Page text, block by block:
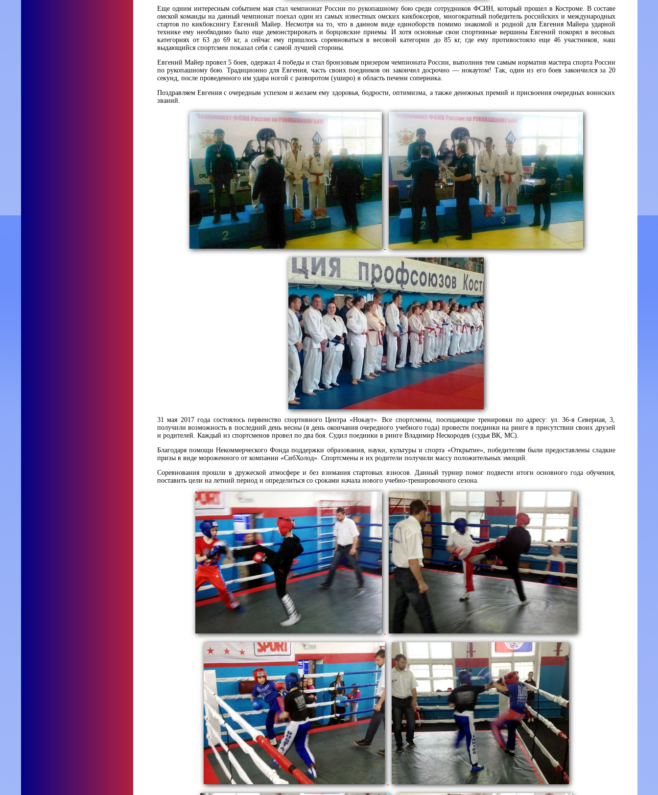
Еще одним интересным событием мая стал чемпионат России по рукопашному бою среди сотрудников ФСИН, который прошел в Костроме. В составе
омской команды на данный чемпионат поехал один из самых известных омских кикбоксеров, многократный победитель российских и международных
стартов по кикбоксингу Евгений Майер. Несмотря на то, что в данном виде единоборств помимо знакомой и родной для Евгения Майера ударной
технике ему необходимо было еще демонстрировать и борцовские приемы. И хотя основные свои спортивные вершины Евгений покорял в весовых
категориях от 63 до 69 кг, а сейчас ему пришлось соревноваться в весовой категории до 85 кг, где ему противостояло еще 46 участников, наш
выдающийся спортсмен показал себя с самой лучшей стороны.
Евгений Майер провел 5 боев, одержал 4 победы и стал бронзовым призером чемпионата России, выполнив тем самым норматив мастера спорта России
по рукопашному бою. Традиционно для Евгения, часть своих поединков он закончил досрочно — нокаутом! Так, один из его боев закончился за 20
секунд, после проведенного им удара ногой с разворотом (уширо) в область печени соперника.
Поздравляем Евгения с очередным успехом и желаем ему здоровья, бодрости, оптимизма, а также денежных премий и присвоения очередных воинских
званий.
31 мая 2017 года состоялось первенство спортивного Центра «Нокаут». Все спортсмены, посещающие тренировки по адресу: ул. 36-я Северная, 3,
получили возможность в последний день весны (в день окончания очередного учебного года) провести поединки на ринге в присутствии своих друзей
и родителей. Каждый из спортсменов провел по два боя. Судил поединки в ринге Владимир Нескородев (судья ВК, МС).
Благодаря помощи Некоммерческого Фонда поддержки образования, науки, культуры и спорта «Открытие», победителям были предоставлены сладкие
призы в виде мороженного от компании «СибХолод». Спортсмены и их родители получили массу положительных эмоций.
Соревнования прошли в дружеской атмосфере и без взимания стартовых взносов. Данный турнир помог подвести итоги основного года обучения,
поставить цели на летний период и определиться со сроками начала нового учебно-тренировочного сезона.